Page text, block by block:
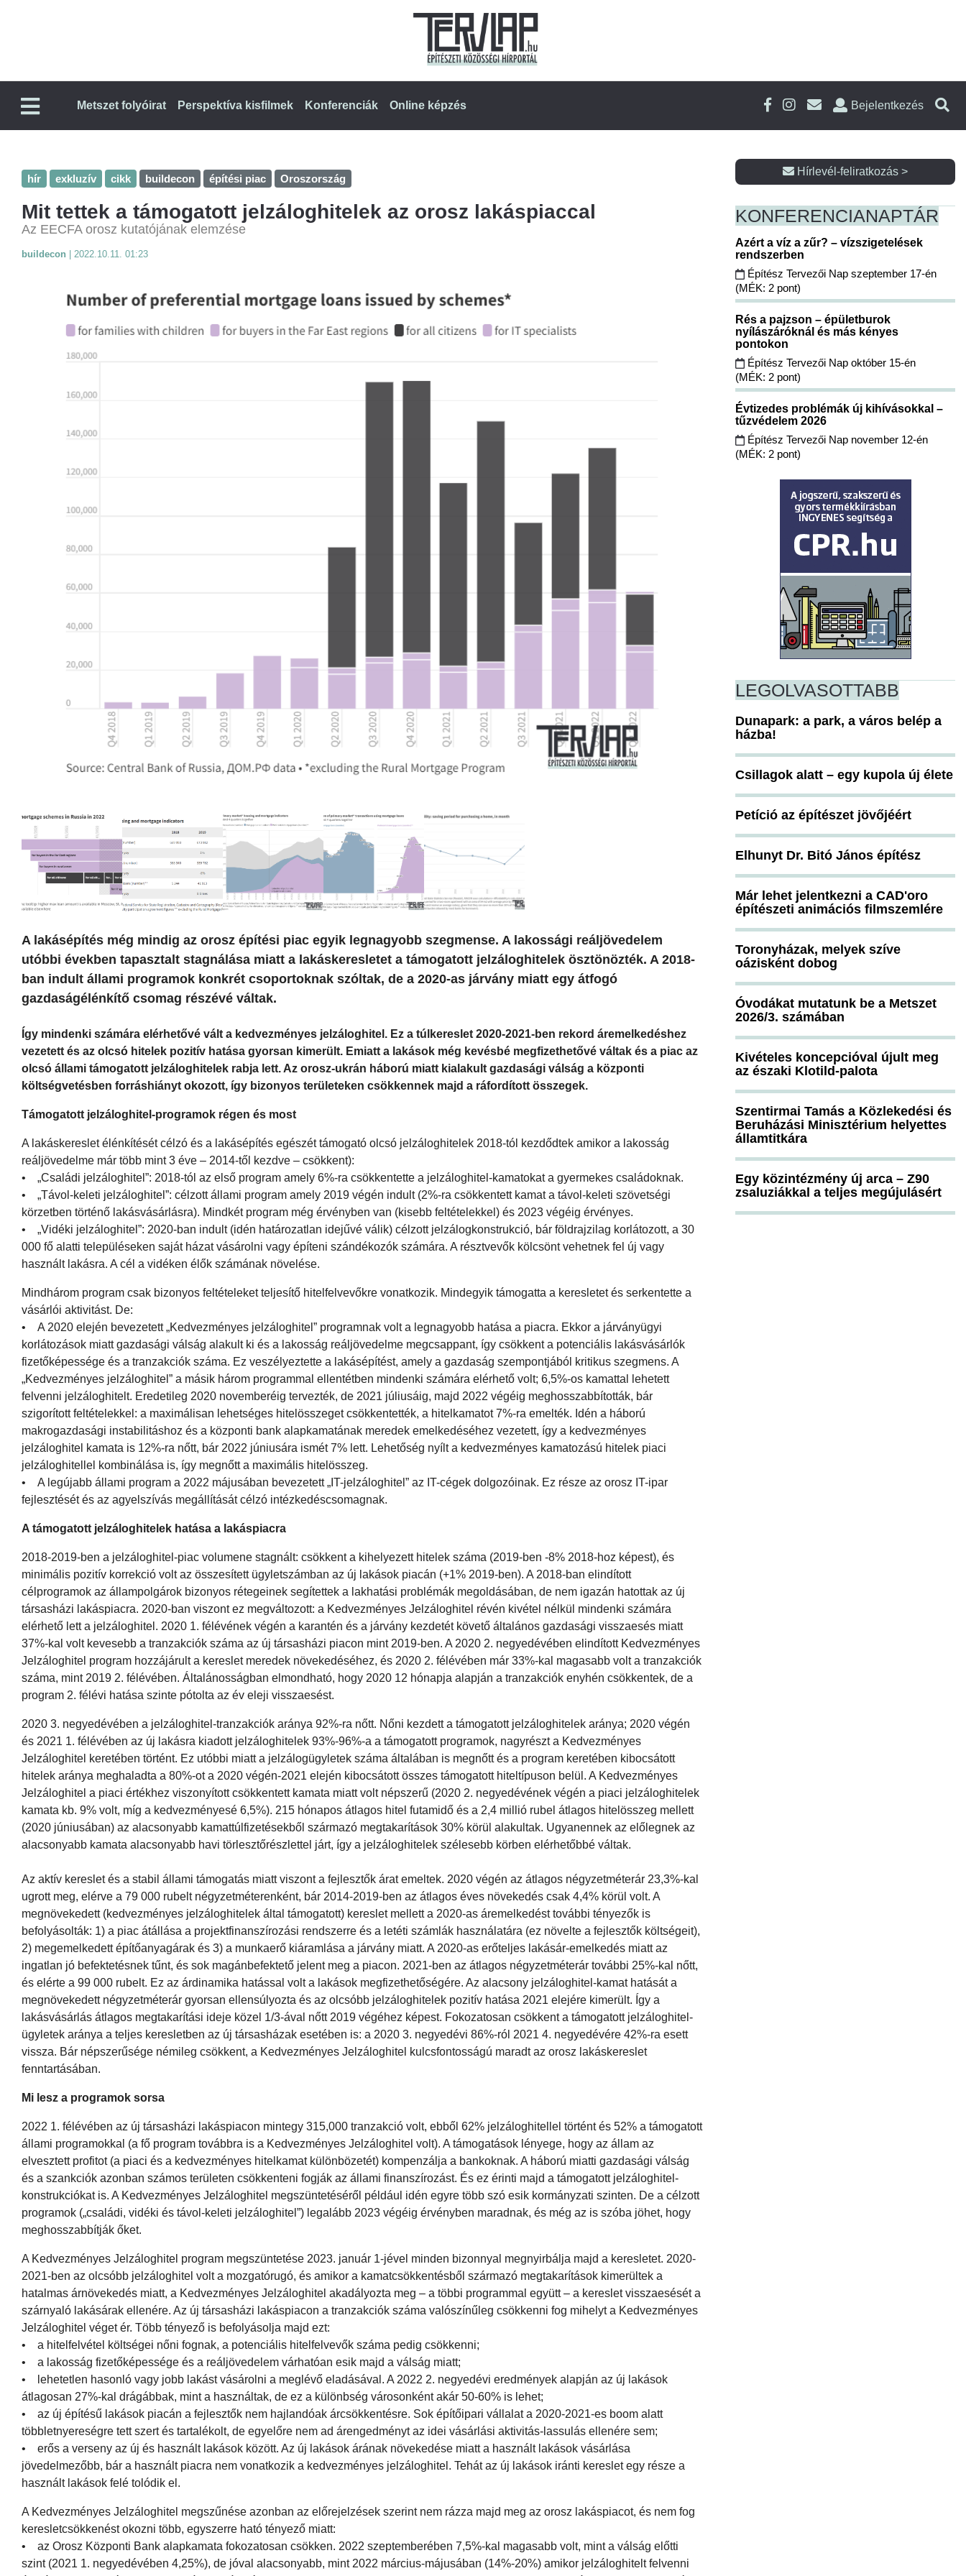
Metszet folyóirat Perspektíva kisfilmek Konferenciák Online képzés Bejelentkezés
hír exkluzív cikk buildecon építési piac Oroszország
Mit tettek a támogatott jelzáloghitelek az orosz lakáspiaccal
Az EECFA orosz kutatójának elemzése
buildecon 2022.10.11. 01:23
A lakásépítés még mindig az orosz építési piac egyik legnagyobb szegmense. A lakossági reáljövedelem
utóbbi években tapasztalt stagnálása miatt a lakáskeresletet a támogatott jelzáloghitelek ösztönözték. A 2018-
ban indult állami programok konkrét csoportoknak szóltak, de a 2020-as járvány miatt egy átfogó
gazdaságélénkítő csomag részévé váltak.
Így mindenki számára elérhetővé vált a kedvezményes jelzáloghitel. Ez a túlkereslet 2020-2021-ben rekord áremelkedéshez
vezetett és az olcsó hitelek pozitív hatása gyorsan kimerült. Emiatt a lakások még kevésbé megfizethetővé váltak és a piac az
olcsó állami támogatott jelzáloghitelek rabja lett. Az orosz-ukrán háború miatt kialakult gazdasági válság a központi
költségvetésben forráshiányt okozott, így bizonyos területeken csökkennek majd a ráfordított összegek.
Támogatott jelzáloghitel-programok régen és most
A lakáskereslet élénkítését célzó és a lakásépítés egészét támogató olcsó jelzáloghitelek 2018-tól kezdődtek amikor a lakosság
reáljövedelme már több mint 3 éve – 2014-től kezdve – csökkent):
• „Családi jelzáloghitel”: 2018-tól az első program amely 6%-ra csökkentette a jelzáloghitel-kamatokat a gyermekes családoknak.
• „Távol-keleti jelzáloghitel”: célzott állami program amely 2019 végén indult (2%-ra csökkentett kamat a távol-keleti szövetségi
körzetben történő lakásvásárlásra). Mindkét program még érvényben van (kisebb feltételekkel) és 2023 végéig érvényes.
• „Vidéki jelzáloghitel”: 2020-ban indult (idén határozatlan idejűvé válik) célzott jelzálogkonstrukció, bár földrajzilag korlátozott, a 30
000 fő alatti településeken saját házat vásárolni vagy építeni szándékozók számára. A résztvevők kölcsönt vehetnek fel új vagy
használt lakásra. A cél a vidéken élők számának növelése.
Mindhárom program csak bizonyos feltételeket teljesítő hitelfelvevőkre vonatkozik. Mindegyik támogatta a keresletet és serkentette a
vásárlói aktivitást. De:
• A 2020 elején bevezetett „Kedvezményes jelzáloghitel” programnak volt a legnagyobb hatása a piacra. Ekkor a járványügyi
korlátozások miatt gazdasági válság alakult ki és a lakosság reáljövedelme megcsappant, így csökkent a potenciális lakásvásárlók
fizetőképessége és a tranzakciók száma. Ez veszélyeztette a lakásépítést, amely a gazdaság szempontjából kritikus szegmens. A
„Kedvezményes jelzáloghitel” a másik három programmal ellentétben mindenki számára elérhető volt; 6,5%-os kamattal lehetett
felvenni jelzáloghitelt. Eredetileg 2020 novemberéig tervezték, de 2021 júliusáig, majd 2022 végéig meghosszabbították, bár
szigorított feltételekkel: a maximálisan lehetséges hitelösszeget csökkentették, a hitelkamatot 7%-ra emelték. Idén a háború
makrogazdasági instabilitáshoz és a központi bank alapkamatának meredek emelkedéséhez vezetett, így a kedvezményes
jelzáloghitel kamata is 12%-ra nőtt, bár 2022 júniusára ismét 7% lett. Lehetőség nyílt a kedvezményes kamatozású hitelek piaci
jelzáloghitellel kombinálása is, így megnőtt a maximális hitelösszeg.
• A legújabb állami program a 2022 májusában bevezetett „IT-jelzáloghitel” az IT-cégek dolgozóinak. Ez része az orosz IT-ipar
fejlesztését és az agyelszívás megállítását célzó intézkedéscsomagnak.
A támogatott jelzáloghitelek hatása a lakáspiacra
2018-2019-ben a jelzáloghitel-piac volumene stagnált: csökkent a kihelyezett hitelek száma (2019-ben -8% 2018-hoz képest), és
minimális pozitív korrekció volt az összesített ügyletszámban az új lakások piacán (+1% 2019-ben). A 2018-ban elindított
célprogramok az állampolgárok bizonyos rétegeinek segítettek a lakhatási problémák megoldásában, de nem igazán hatottak az új
társasházi lakáspiacra. 2020-ban viszont ez megváltozott: a Kedvezményes Jelzáloghitel révén kivétel nélkül mindenki számára
elérhető lett a jelzáloghitel. 2020 1. félévének végén a karantén és a járvány kezdetét követő általános gazdasági visszaesés miatt
37%-kal volt kevesebb a tranzakciók száma az új társasházi piacon mint 2019-ben. A 2020 2. negyedévében elindított Kedvezményes
Jelzáloghitel program hozzájárult a kereslet meredek növekedéséhez, és 2020 2. félévében már 33%-kal magasabb volt a tranzakciók
száma, mint 2019 2. félévében. Általánosságban elmondható, hogy 2020 12 hónapja alapján a tranzakciók enyhén csökkentek, de a
program 2. félévi hatása szinte pótolta az év eleji visszaesést.
2020 3. negyedévében a jelzáloghitel-tranzakciók aránya 92%-ra nőtt. Nőni kezdett a támogatott jelzáloghitelek aránya; 2020 végén
és 2021 1. félévében az új lakásra kiadott jelzáloghitelek 93%-96%-a a támogatott programok, nagyrészt a Kedvezményes
Jelzáloghitel keretében történt. Ez utóbbi miatt a jelzálogügyletek száma általában is megnőtt és a program keretében kibocsátott
hitelek aránya meghaladta a 80%-ot a 2020 végén-2021 elején kibocsátott összes támogatott hiteltípuson belül. A Kedvezményes
Jelzáloghitel a piaci értékhez viszonyított csökkentett kamata miatt volt népszerű (2020 2. negyedévének végén a piaci jelzáloghitelek
kamata kb. 9% volt, míg a kedvezményesé 6,5%). 215 hónapos átlagos hitel futamidő és a 2,4 millió rubel átlagos hitelösszeg mellett
(2020 júniusában) az alacsonyabb kamattúlfizetésekből származó megtakarítások 30% körül alakultak. Ugyanennek az előlegnek az
alacsonyabb kamata alacsonyabb havi törlesztőrészlettel járt, így a jelzáloghitelek szélesebb körben elérhetőbbé váltak.
Az aktív kereslet és a stabil állami támogatás miatt viszont a fejlesztők árat emeltek. 2020 végén az átlagos négyzetméterár 23,3%-kal
ugrott meg, elérve a 79 000 rubelt négyzetméterenként, bár 2014-2019-ben az átlagos éves növekedés csak 4,4% körül volt. A
megnövekedett (kedvezményes jelzáloghitelek által támogatott) kereslet mellett a 2020-as áremelkedést további tényezők is
befolyásolták: 1) a piac átállása a projektfinanszírozási rendszerre és a letéti számlák használatára (ez növelte a fejlesztők költségeit),
2) megemelkedett építőanyagárak és 3) a munkaerő kiáramlása a járvány miatt. A 2020-as erőteljes lakásár-emelkedés miatt az
ingatlan jó befektetésnek tűnt, és sok magánbefektető jelent meg a piacon. 2021-ben az átlagos négyzetméterár további 25%-kal nőtt,
és elérte a 99 000 rubelt. Ez az árdinamika hatással volt a lakások megfizethetőségére. Az alacsony jelzáloghitel-kamat hatását a
megnövekedett négyzetméterár gyorsan ellensúlyozta és az olcsóbb jelzáloghitelek pozitív hatása 2021 elejére kimerült. Így a
lakásvásárlás átlagos megtakarítási ideje közel 1/3-ával nőtt 2019 végéhez képest. Fokozatosan csökkent a támogatott jelzáloghitel-
ügyletek aránya a teljes keresletben az új társasházak esetében is: a 2020 3. negyedévi 86%-ról 2021 4. negyedévére 42%-ra esett
vissza. Bár népszerűsége némileg csökkent, a Kedvezményes Jelzáloghitel kulcsfontosságú maradt az orosz lakáskereslet
fenntartásában.
Mi lesz a programok sorsa
2022 1. félévében az új társasházi lakáspiacon mintegy 315,000 tranzakció volt, ebből 62% jelzáloghitellel történt és 52% a támogatott
állami programokkal (a fő program továbbra is a Kedvezményes Jelzáloghitel volt). A támogatások lényege, hogy az állam az
elvesztett profitot (a piaci és a kedvezményes hitelkamat különbözetét) kompenzálja a bankoknak. A háború miatti gazdasági válság
és a szankciók azonban számos területen csökkenteni fogják az állami finanszírozást. És ez érinti majd a támogatott jelzáloghitel-
konstrukciókat is. A Kedvezményes Jelzáloghitel megszüntetéséről például idén egyre több szó esik kormányzati szinten. De a célzott
programok („családi, vidéki és távol-keleti jelzáloghitel”) legalább 2023 végéig érvényben maradnak, és még az is szóba jöhet, hogy
meghosszabbítják őket.
A Kedvezményes Jelzáloghitel program megszüntetése 2023. január 1-jével minden bizonnyal megnyirbálja majd a keresletet. 2020-
2021-ben az olcsóbb jelzáloghitel volt a mozgatórugó, és amikor a kamatcsökkentésből származó megtakarítások kimerültek a
hatalmas árnövekedés miatt, a Kedvezményes Jelzáloghitel akadályozta meg – a többi programmal együtt – a kereslet visszaesését a
szárnyaló lakásárak ellenére. Az új társasházi lakáspiacon a tranzakciók száma valószínűleg csökkenni fog mihelyt a Kedvezményes
Jelzáloghitel véget ér. Több tényező is befolyásolja majd ezt:
• a hitelfelvétel költségei nőni fognak, a potenciális hitelfelvevők száma pedig csökkenni;
• a lakosság fizetőképessége és a reáljövedelem várhatóan esik majd a válság miatt;
• lehetetlen hasonló vagy jobb lakást vásárolni a meglévő eladásával. A 2022 2. negyedévi eredmények alapján az új lakások
átlagosan 27%-kal drágábbak, mint a használtak, de ez a különbség városonként akár 50-60% is lehet;
• az új építésű lakások piacán a fejlesztők nem hajlandóak árcsökkentésre. Sok építőipari vállalat a 2020-2021-es boom alatt
többletnyereségre tett szert és tartalékolt, de egyelőre nem ad árengedményt az idei vásárlási aktivitás-lassulás ellenére sem;
• erős a verseny az új és használt lakások között. Az új lakások árának növekedése miatt a használt lakások vásárlása
jövedelmezőbb, bár a használt piacra nem vonatkozik a kedvezményes jelzáloghitel. Tehát az új lakások iránti kereslet egy része a
használt lakások felé tolódik el.
A Kedvezményes Jelzáloghitel megszűnése azonban az előrejelzések szerint nem rázza majd meg az orosz lakáspiacot, és nem fog
keresletcsökkenést okozni több, egyszerre ható tényező miatt:
• az Orosz Központi Bank alapkamata fokozatosan csökken. 2022 szeptemberében 7,5%-kal magasabb volt, mint a válság előtti
szint (2021 1. negyedévében 4,25%), de jóval alacsonyabb, mint 2022 március-májusában (14%-20%) amikor jelzáloghitelt felvenni
Hírlevél-feliratkozás >
KONFERENCIANAPTÁR
Azért a víz a zűr? – vízszigetelések
rendszerben
Építész Tervezői Nap szeptember 17-én
(MÉK: 2 pont)
Rés a pajzson – épületburok
nyílászáróknál és más kényes
pontokon
Építész Tervezői Nap október 15-én
(MÉK: 2 pont)
Évtizedes problémák új kihívásokkal –
tűzvédelem 2026
Építész Tervezői Nap november 12-én
(MÉK: 2 pont)
LEGOLVASOTTABB
Dunapark: a park, a város belép a
házba!
Csillagok alatt – egy kupola új élete
Petíció az építészet jövőjéért
Elhunyt Dr. Bitó János építész
Már lehet jelentkezni a CAD'oro
építészeti animációs filmszemlére
Toronyházak, melyek szíve
oázisként dobog
Óvodákat mutatunk be a Metszet
2026/3. számában
Kivételes koncepcióval újult meg
az északi Klotild-palota
Szentirmai Tamás a Közlekedési és
Beruházási Minisztérium helyettes
államtitkára
Egy közintézmény új arca – Z90
zsaluziákkal a teljes megújulásért